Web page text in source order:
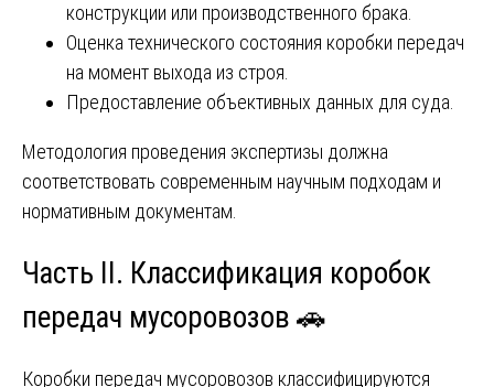
конструкции или производственного брака.
Оценка технического состояния коробки передач
на момент выхода из строя.
Предоставление объективных данных для суда.
Методология проведения экспертизы должна
соответствовать современным научным подходам и
нормативным документам.
Часть II. Классификация коробок
передач мусоровозов 🚗
Коробки передач мусоровозов классифицируются